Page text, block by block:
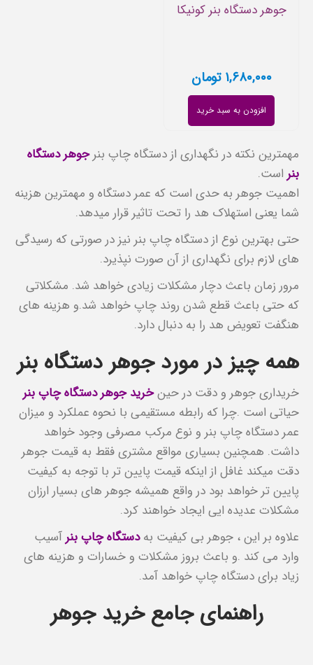
جوهر دستگاه بنر کونیکا
۱,۶۸۰,۰۰۰ تومان
افزودن به سبد خرید
مهمترین نکته در نگهداری از دستگاه چاپ بنرجوهر دستگاه
بنر است.
اهمیت جوهر به حدی است که عمر دستگاه و مهمترین هزینه
شما یعنی استهلاک هد را تحت تاثیر قرار میدهد.
حتی بهترین نوع از دستگاه چاپ بنر نیز در صورتی که رسیدگی
های لازم برای نگهداری از آن صورت نپذیرد.
مرور زمان باعث دچار مشکلات زیادی خواهد شد. مشکلاتی
که حتی باعث قطع شدن روند چاپ خواهد شد.و هزینه های
هنگفت تعویض هد را به دنبال دارد.
همه چیز در مورد جوهر دستگاه بنر
خریداری جوهر و دقت در حینخرید جوهر دستگاه چاپ بنر
حیاتی است .چرا که رابطه مستقیمی با نحوه عملکرد و میزان
عمر دستگاه چاپ بنر و نوع مرکب مصرفی وجود خواهد
داشت. همچنین بسیاری مواقع مشتری فقط به قیمت جوهر
دقت میکند غافل از اینکه قیمت پایین تر با توجه به کیفیت
پایین تر خواهد بود در واقع همیشه جوهر های بسیار ارزان
مشکلات عدیده ایی ایجاد خواهند کرد.
علاوه بر این ، جوهر بی کیفیت بهدستگاه چاپ بنرآسیب
وارد می کند .و باعث بروز مشکلات و خسارات و هزینه های
زیاد برای دستگاه چاپ خواهد آمد.
راهنمای جامع خرید جوهر